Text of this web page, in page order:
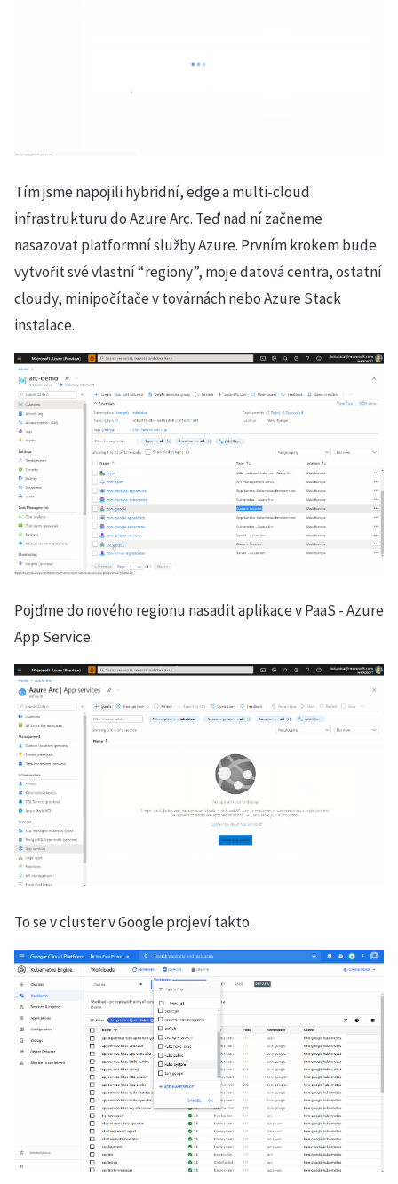
Tím jsme napojili hybridní, edge a multi-cloud
infrastrukturu do Azure Arc. Teď nad ní začneme
nasazovat platformní služby Azure. Prvním krokem bude
vytvořit své vlastní “regiony”, moje datová centra, ostatní
cloudy, minipočítače v továrnách nebo Azure Stack
instalace.
Pojďme do nového regionu nasadit aplikace v PaaS - Azure
App Service.
To se v cluster v Google projeví takto.